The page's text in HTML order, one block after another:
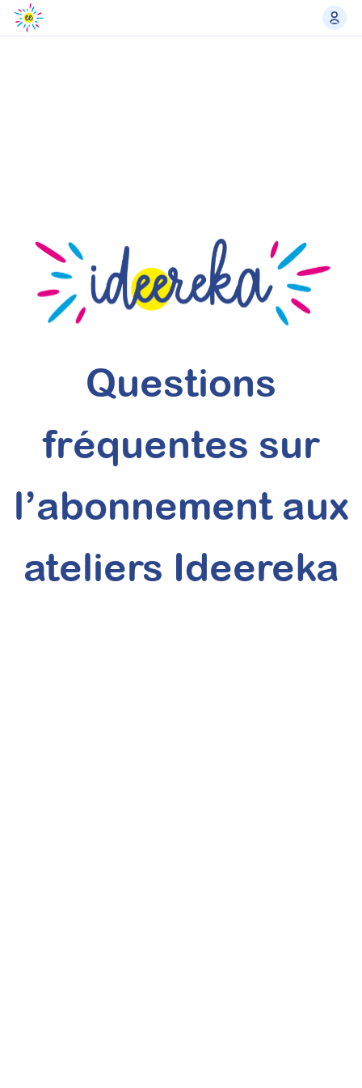
Questions
fréquentes sur
l’abonnement aux
ateliers Ideereka